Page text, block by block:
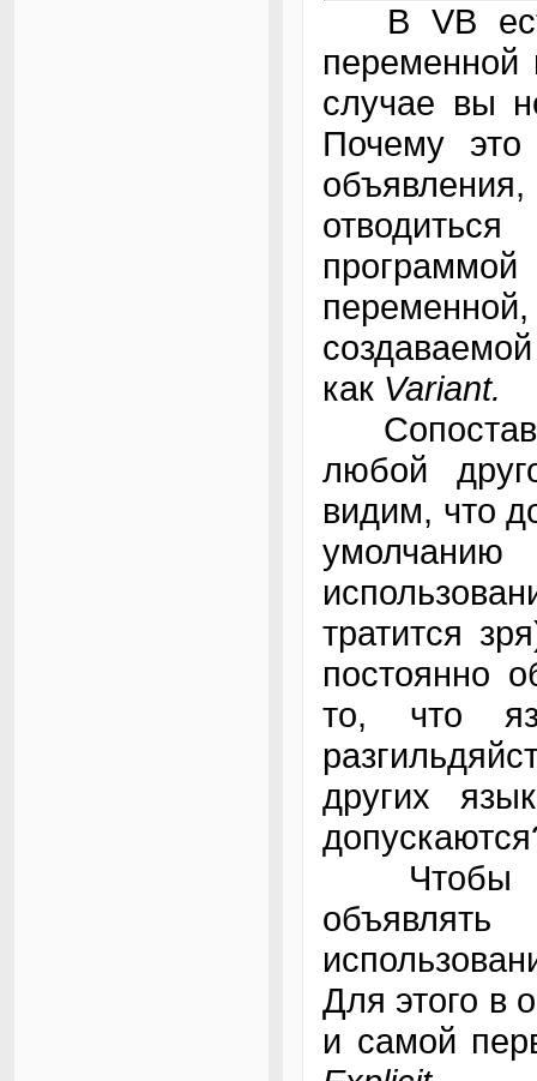
В VB
случае вы
Почему
как Variant.
любой
видим, что
тратится
постоянно
то, что
других
Чтобы
объявлять
Для этого в
и самой